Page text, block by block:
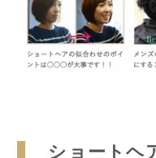
ショートヘ